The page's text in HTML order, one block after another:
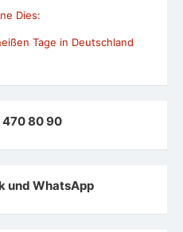
Dies:
Tage in Deutschland
470 80 90
und WhatsApp